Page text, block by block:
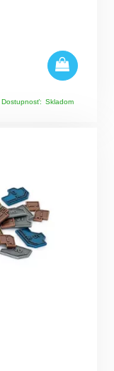
Dostupnosť: Skladom